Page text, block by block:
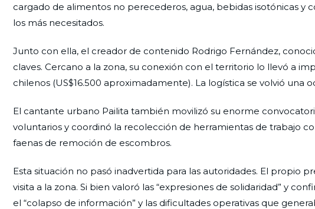
cargado de alimentos no perecederos, agua, bebidas isotónicas y
los más necesitados.
Junto con ella, el creador de contenido Rodrigo Fernández,
claves. Cercano a la zona, su conexión con el territorio lo llevó a
chilenos (US$16.500 aproximadamente). La logística se volvió una
El cantante urbano Pailita también movilizó su enorme
voluntarios y coordinó la recolección de herramientas de trabajo
faenas de remoción de escombros.
Esta situación no pasó inadvertida para las autoridades. El propio
visita a la zona. Si bien valoró las “expresiones de solidaridad” y
el “colapso de información” y las dificultades operativas que